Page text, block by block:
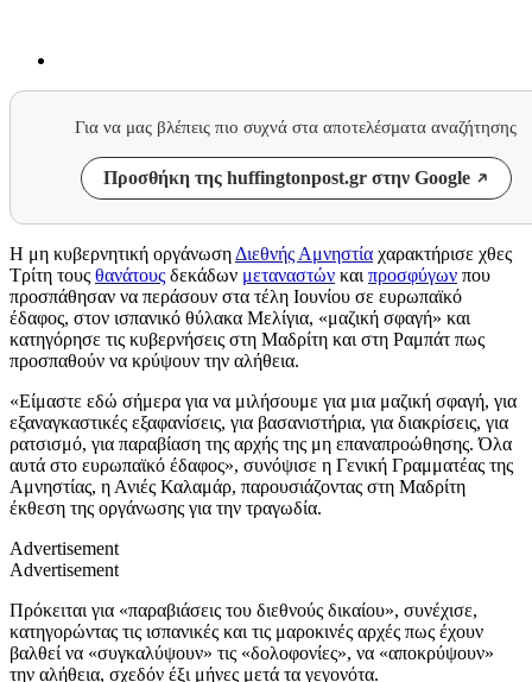
Για να μας βλέπεις πιο συχνά στα αποτελέσματα αναζήτησης
Προσθήκη της huffingtonpost.gr στην Google
Η μη κυβερνητική οργάνωση Διεθνής Αμνηστία χαρακτήρισε χθες
Τρίτη τους θανάτους δεκάδων μεταναστών και προσφύγων που
προσπάθησαν να περάσουν στα τέλη Ιουνίου σε ευρωπαϊκό
έδαφος, στον ισπανικό θύλακα Μελίγια, «μαζική σφαγή» και
κατηγόρησε τις κυβερνήσεις στη Μαδρίτη και στη Ραμπάτ πως
προσπαθούν να κρύψουν την αλήθεια.
«Είμαστε εδώ σήμερα για να μιλήσουμε για μια μαζική σφαγή, για
εξαναγκαστικές εξαφανίσεις, για βασανιστήρια, για διακρίσεις, για
ρατσισμό, για παραβίαση της αρχής της μη επαναπροώθησης. Όλα
αυτά στο ευρωπαϊκό έδαφος», συνόψισε η Γενική Γραμματέας της
Αμνηστίας, η Ανιές Καλαμάρ, παρουσιάζοντας στη Μαδρίτη
έκθεση της οργάνωσης για την τραγωδία.
Advertisement
Advertisement
Πρόκειται για «παραβιάσεις του διεθνούς δικαίου», συνέχισε,
κατηγορώντας τις ισπανικές και τις μαροκινές αρχές πως έχουν
βαλθεί να «συγκαλύψουν» τις «δολοφονίες», να «αποκρύψουν»
την αλήθεια, σχεδόν έξι μήνες μετά τα γεγονότα.